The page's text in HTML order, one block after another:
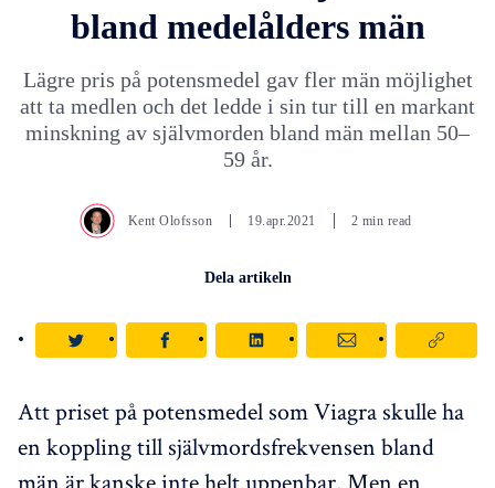
bland medelålders män
Lägre pris på potensmedel gav fler män möjlighet
att ta medlen och det ledde i sin tur till en markant
minskning av självmorden bland män mellan 50–
59 år.
Kent Olofsson 19.apr.2021 2 min read
Dela artikeln
Att priset på potensmedel som Viagra skulle ha
en koppling till självmordsfrekvensen bland
män är kanske inte helt uppenbar. Men en